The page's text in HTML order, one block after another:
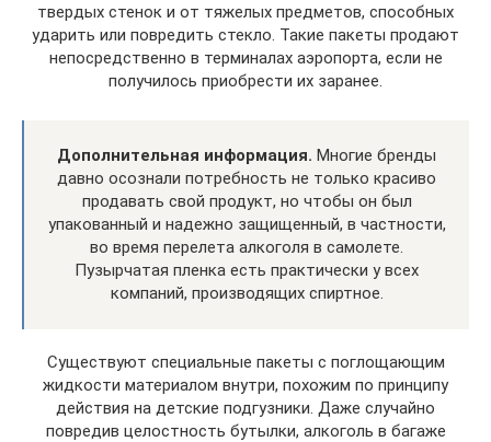
твердых стенок и от тяжелых предметов, способных
ударить или повредить стекло. Такие пакеты продают
непосредственно в терминалах аэропорта, если не
получилось приобрести их заранее.
Дополнительная информация. Многие бренды
давно осознали потребность не только красиво
продавать свой продукт, но чтобы он был
упакованный и надежно защищенный, в частности,
во время перелета алкоголя в самолете.
Пузырчатая пленка есть практически у всех
компаний, производящих спиртное.
Существуют специальные пакеты с поглощающим
жидкости материалом внутри, похожим по принципу
действия на детские подгузники. Даже случайно
повредив целостность бутылки, алкоголь в багаже